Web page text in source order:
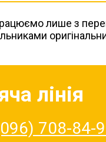
лише з
лінія
708-84-